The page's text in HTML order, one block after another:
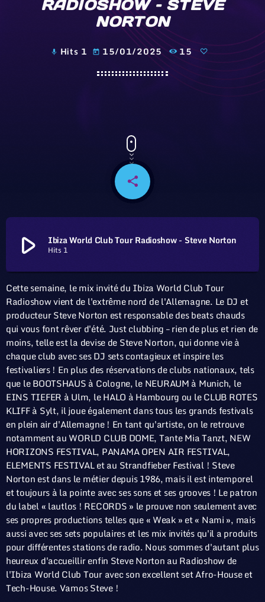
RADIOSHOW – STEVE
NORTON
mic Hits 1 today 15/01/2025 15
share
email
play_arrow Ibiza World Club Tour Radioshow - Steve Norton
Hits 1
Cette semaine, le mix invité du Ibiza World Club Tour
Radioshow vient de l'extrême nord de l'Allemagne. Le DJ et
producteur Steve Norton est responsable des beats chauds
qui vous font rêver d'été. Just clubbing – rien de plus et rien de
moins, telle est la devise de Steve Norton, qui donne vie à
chaque club avec ses DJ sets contagieux et inspire les
festivaliers ! En plus des réservations de clubs nationaux, tels
que le BOOTSHAUS à Cologne, le NEURAUM à Munich, le
EINS TIEFER à Ulm, le HALO à Hambourg ou le CLUB ROTES
KLIFF à Sylt, il joue également dans tous les grands festivals
en plein air d'Allemagne ! En tant qu'artiste, on le retrouve
notamment au WORLD CLUB DOME, Tante Mia Tanzt, NEW
HORIZONS FESTIVAL, PANAMA OPEN AIR FESTIVAL,
ELEMENTS FESTIVAL et au Strandfieber Festival ! Steve
Norton est dans le métier depuis 1986, mais il est intemporel
et toujours à la pointe avec ses sons et ses grooves ! Le patron
du label « lautlos ! RECORDS » le prouve non seulement avec
ses propres productions telles que « Weak » et « Nami », mais
aussi avec ses sets populaires et les mix invités qu'il a produits
pour différentes stations de radio. Nous sommes d'autant plus
heureux d'accueillir enfin Steve Norton au Radioshow de
l'Ibiza World Club Tour avec son excellent set Afro-House et
Tech-House. Vamos Steve !